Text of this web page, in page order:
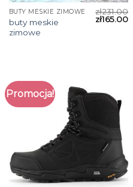
BUTY MESKIE ZIMOWE
buty meskie
zimowe
zł231.00
zł165.00
Promocja!